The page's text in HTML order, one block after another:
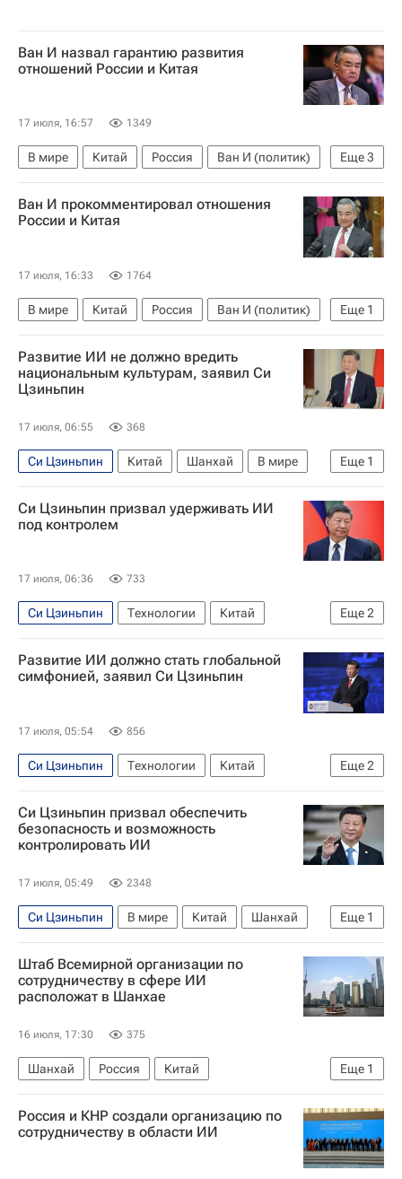
Ван И назвал гарантию развития
отношений России и Китая
17 июля, 16:57 1349
Еще3
В мире Китай Россия
Ван И (политик)
Максим Орешкин
Владимир Путин
Шанхай
Ван И прокомментировал отношения
России и Китая
17 июля, 16:33 1764
Еще 1
В мире Китай Россия
Ван И (политик)
Максим Орешкин
Развитие ИИ не должно вредить
национальным культурам, заявил Си
Цзиньпин
17 июля, 06:55 368
Еще 1
Си Цзиньпин Китай Шанхай
В мире
Искусственный интеллект (ИИ)
Си Цзиньпин призвал удерживать ИИ
под контролем
17 июля, 06:36 733
Еще2
Си Цзиньпин Технологии
Китай
Шанхай
В мире
Развитие ИИ должно стать глобальной
симфонией, заявил Си Цзиньпин
17 июля, 05:54 856
Еще2
Си Цзиньпин Технологии
Китай
Шанхай
В мире
Си Цзиньпин призвал обеспечить
безопасность и возможность
контролировать ИИ
17 июля, 05:49 2348
Еще 1
Си Цзиньпин В мире Китай
Шанхай
Технологии
Штаб Всемирной организации по
сотрудничеству в сфере ИИ
расположат в Шанхае
16 июля, 17:30 375
Еще 1
Шанхай Россия
Китай
Искусственный интеллект (ИИ)
Россия и КНР создали организацию по
сотрудничеству в области ИИ